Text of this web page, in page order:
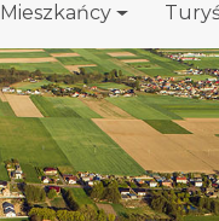
Mieszkańcy